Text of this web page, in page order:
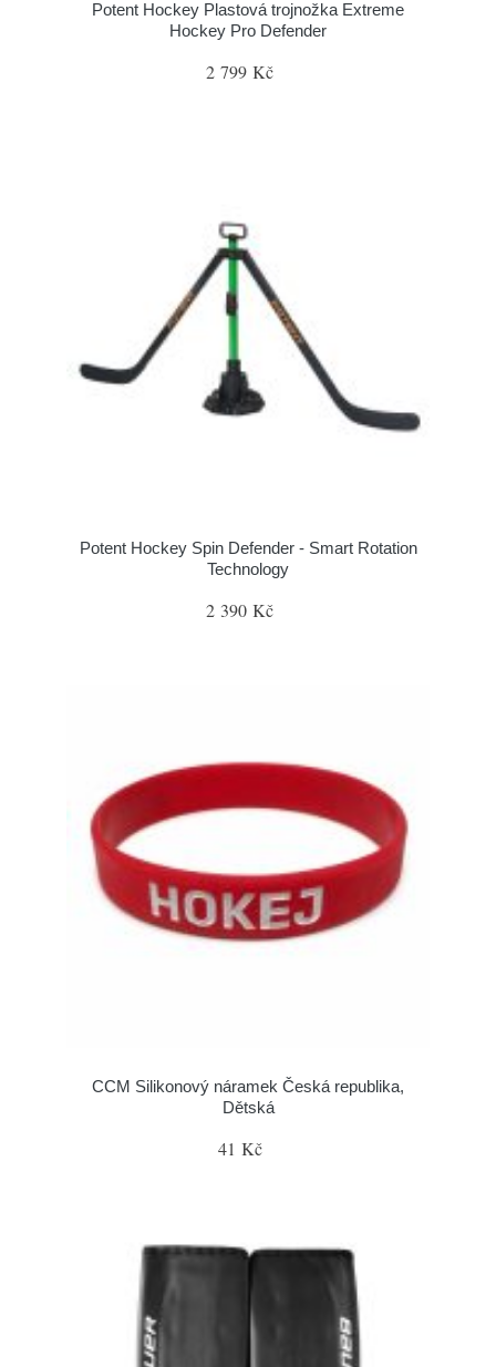
Potent Hockey Plastová trojnožka Extreme
Hockey Pro Defender
2 799 Kč
Potent Hockey Spin Defender - Smart Rotation
Technology
2 390 Kč
CCM Silikonový náramek Česká republika,
Dětská
41 Kč